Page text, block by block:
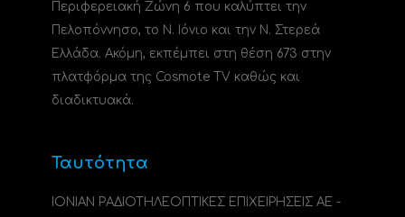
Περιφερειακή Ζώνη 6 που καλύπτει την
Πελοπόννησο, το N. Ιόνιο και την Ν. Στερεά
Ελλάδα. Ακόμη, εκπέμπει στη θέση 673 στην
πλατφόρμα της Cosmote TV καθώς και
διαδικτυακά.
Ταυτότητα
ΙΟΝΙΑΝ ΡΑΔΙΟΤΗΛΕΟΠΤΙΚΕΣ ΕΠΙΧΕΙΡΗΣΕΙΣ ΑΕ -